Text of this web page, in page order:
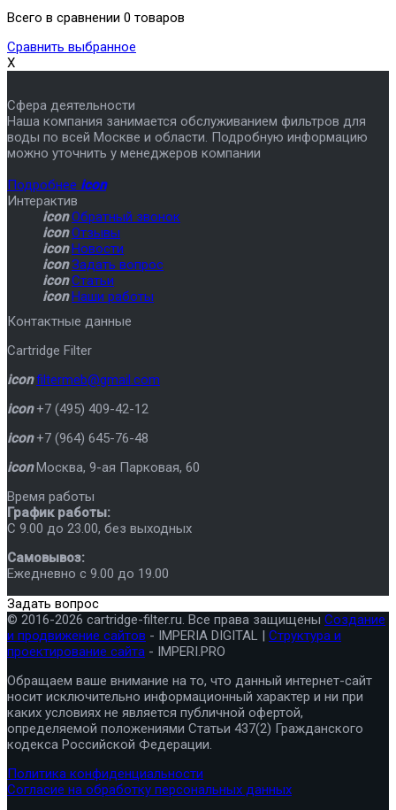
Всего в сравнении 0 товаров
Сравнить выбранное
X
Сфера деятельности
Наша компания занимается обслуживанием фильтров для
воды по всей Москве и области. Подробную информацию
можно уточнить у менеджеров компании
Подробнее icon
Интерактив
icon Обратный звонок
icon Отзывы
icon Новости
icon Задать вопрос
icon Статьи
icon Наши работы
Контактные данные
Cartridge Filter
icon filtermeb@gmail.com
icon +7 (495) 409-42-12
icon +7 (964) 645-76-48
icon Москва, 9-ая Парковая, 60
Время работы
График работы:
C 9.00 до 23.00, без выходных
Самовывоз:
Ежедневно с 9.00 до 19.00
Задать вопрос
© 2016-2026 cartridge-filter.ru. Все права защищены Создание
и продвижение сайтов - IMPERIA DIGITAL | Структура и
проектирование сайта - IMPERI.PRO
Обращаем ваше внимание на то, что данный интернет-сайт
носит исключительно информационный характер и ни при
каких условиях не является публичной офертой,
определяемой положениями Статьи 437(2) Гражданского
кодекса Российской Федерации.
Политика конфиденциальности
Согласие на обработку персональных данных